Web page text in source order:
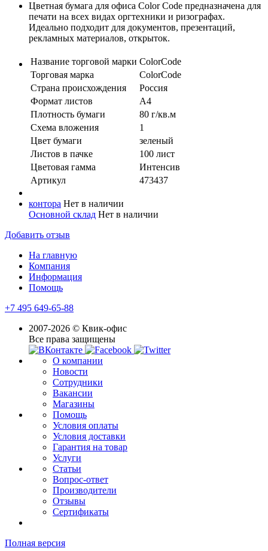
Цветная бумага для офиса Color Code предназначена для
печати на всех видах оргтехники и ризографах.
Идеально подходит для документов, презентаций,
рекламных материалов, открыток.
Название торговой марки ColorCode
Торговая марка
ColorCode
Страна происхождения
Россия
Формат листов
А4
Плотность бумаги
80 г/кв.м
Схема вложения
1
Цвет бумаги
зеленый
Листов в пачке
100 лист
Цветовая гамма
Интенсив
Артикул
473437
контора Нет в наличии
Основной склад Нет в наличии
Добавить отзыв
На главную
Компания
Информация
Помощь
+7 495 649-65-88
2007-2026 © Квик-офис
Все права защищены
О компании
Новости
Сотрудники
Вакансии
Магазины
Помощь
Условия оплаты
Условия доставки
Гарантия на товар
Услуги
Статьи
Вопрос-ответ
Производители
Отзывы
Сертификаты
Полная версия